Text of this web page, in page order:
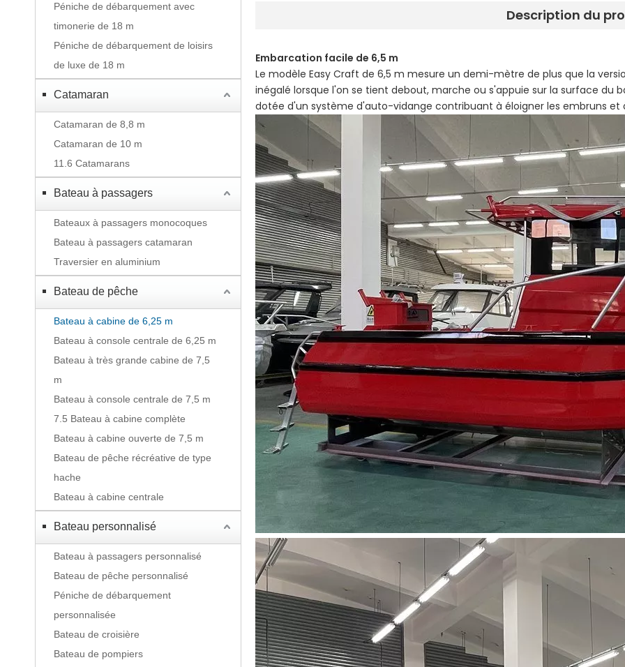
Péniche de débarquement avec
timonerie de 18 m
Péniche de débarquement de loisirs
de luxe de 18 m
Catamaran
Catamaran de 8,8 m
Catamaran de 10 m
11.6 Catamarans
Bateau à passagers
Bateaux à passagers monocoques
Bateau à passagers catamaran
Traversier en aluminium
Bateau de pêche
Bateau à cabine de 6,25 m
Bateau à console centrale de 6,25 m
Bateau à très grande cabine de 7,5
m
Bateau à console centrale de 7,5 m
7.5 Bateau à cabine complète
Bateau à cabine ouverte de 7,5 m
Bateau de pêche récréative de type
hache
Bateau à cabine centrale
Bateau personnalisé
Bateau à passagers personnalisé
Bateau de pêche personnalisé
Péniche de débarquement
personnalisée
Bateau de croisière
Bateau de pompiers
Description du
Embarcation facile de 6,5 m
Le modèle Easy Craft de 6,5 m mesure un demi-mètre de plus que la
inégalé lorsque l'on se tient debout, marche ou s'appuie sur la surface du
dotée d'un système d'auto-vidange contribuant à éloigner les embruns et